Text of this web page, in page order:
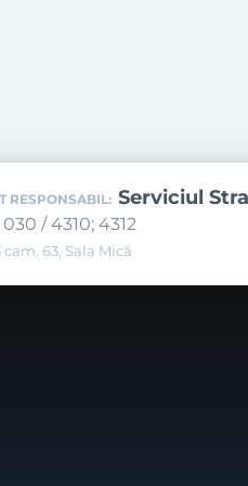
RESPONSABIL: Serviciul
/ 4310; 4312
63, Sala Mică